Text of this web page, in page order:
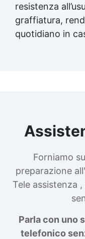
resistenza
graffiatura,
quotidiano in
Forniamo
preparazione
Tele assistenza
Parla con uno
telefonico